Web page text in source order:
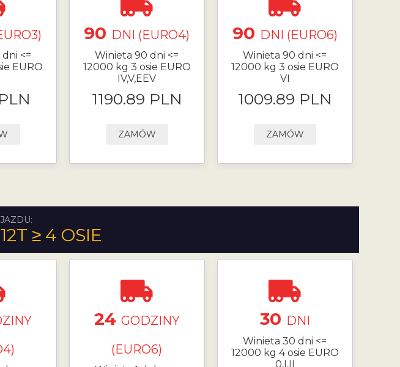
<=
EURO
90 DNI (EURO4)
Winieta 90 dni <=
12000 kg 3 osie EURO
IV,V,EEV
1190.89 PLN
ZAMÓW
90 DNI (EURO6)
Winieta 90 dni <=
12000 kg 3 osie EURO
VI
1009.89 PLN
ZAMÓW
≥ 4 OSIE
24 GODZINY
(EURO6)
30 DNI
Winieta 30 dni <=
12000 kg 4 osie EURO
0,I,II